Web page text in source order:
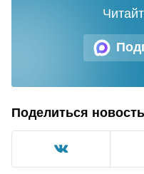
Поделиться